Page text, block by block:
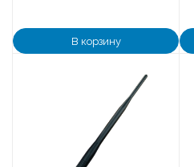
В корзину